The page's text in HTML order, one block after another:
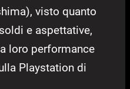
visto quanto
e aspettative,
loro performance
Playstation di